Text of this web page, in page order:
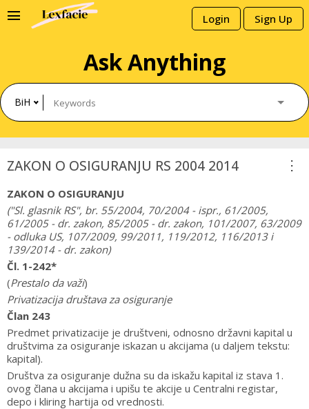
Login Sign Up
menu
Ask Anything
BiH
ZAKON O OSIGURANJU RS 2004 2014 more_vert
ZAKON O OSIGURANJU
("Sl. glasnik RS", br. 55/2004, 70/2004 - ispr., 61/2005,
61/2005 - dr. zakon, 85/2005 - dr. zakon, 101/2007, 63/2009
- odluka US, 107/2009, 99/2011, 119/2012, 116/2013 i
139/2014 - dr. zakon)
Čl. 1-242*
(Prestalo da važi)
Privatizacija društava za osiguranje
Član 243
Predmet privatizacije je društveni, odnosno državni kapital u
društvima za osiguranje iskazan u akcijama (u daljem tekstu:
kapital).
Društva za osiguranje dužna su da iskažu kapital iz stava 1.
ovog člana u akcijama i upišu te akcije u Centralni registar,
depo i kliring hartija od vrednosti.